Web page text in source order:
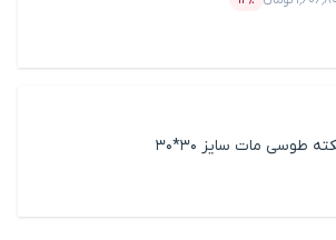
درصد تخفیف
طوسی مات سایز 30*30